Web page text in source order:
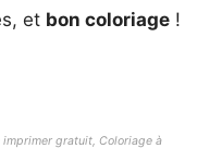
et bon coloriage !
gratuit, Coloriage à